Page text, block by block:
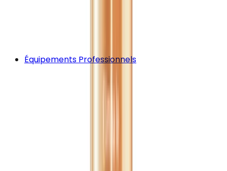
Équipements Professionnels